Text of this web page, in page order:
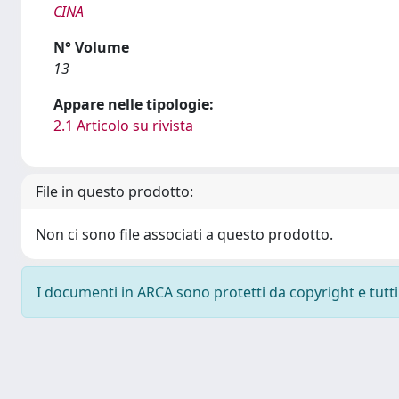
CINA
N° Volume
13
Appare nelle tipologie:
2.1 Articolo su rivista
File in questo prodotto:
Non ci sono file associati a questo prodotto.
I documenti in ARCA sono protetti da copyright e